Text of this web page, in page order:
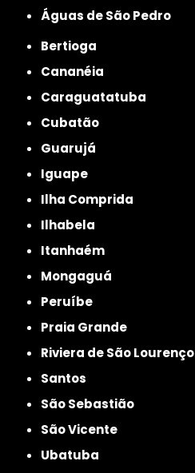
Águas de São Pedro
Bertioga
Cananéia
Caraguatatuba
Cubatão
Guarujá
Iguape
Ilha Comprida
Ilhabela
Itanhaém
Mongaguá
Peruíbe
Praia Grande
Riviera de São Lourenço
Santos
São Sebastião
São Vicente
Ubatuba